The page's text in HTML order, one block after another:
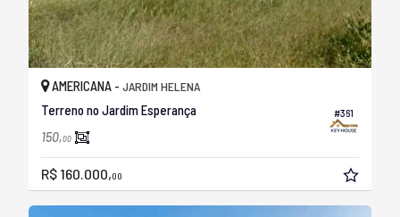
#361
AMERICANA - JARDIM HELENA
Terreno no Jardim Esperança
150,00
R$ 160.000,00